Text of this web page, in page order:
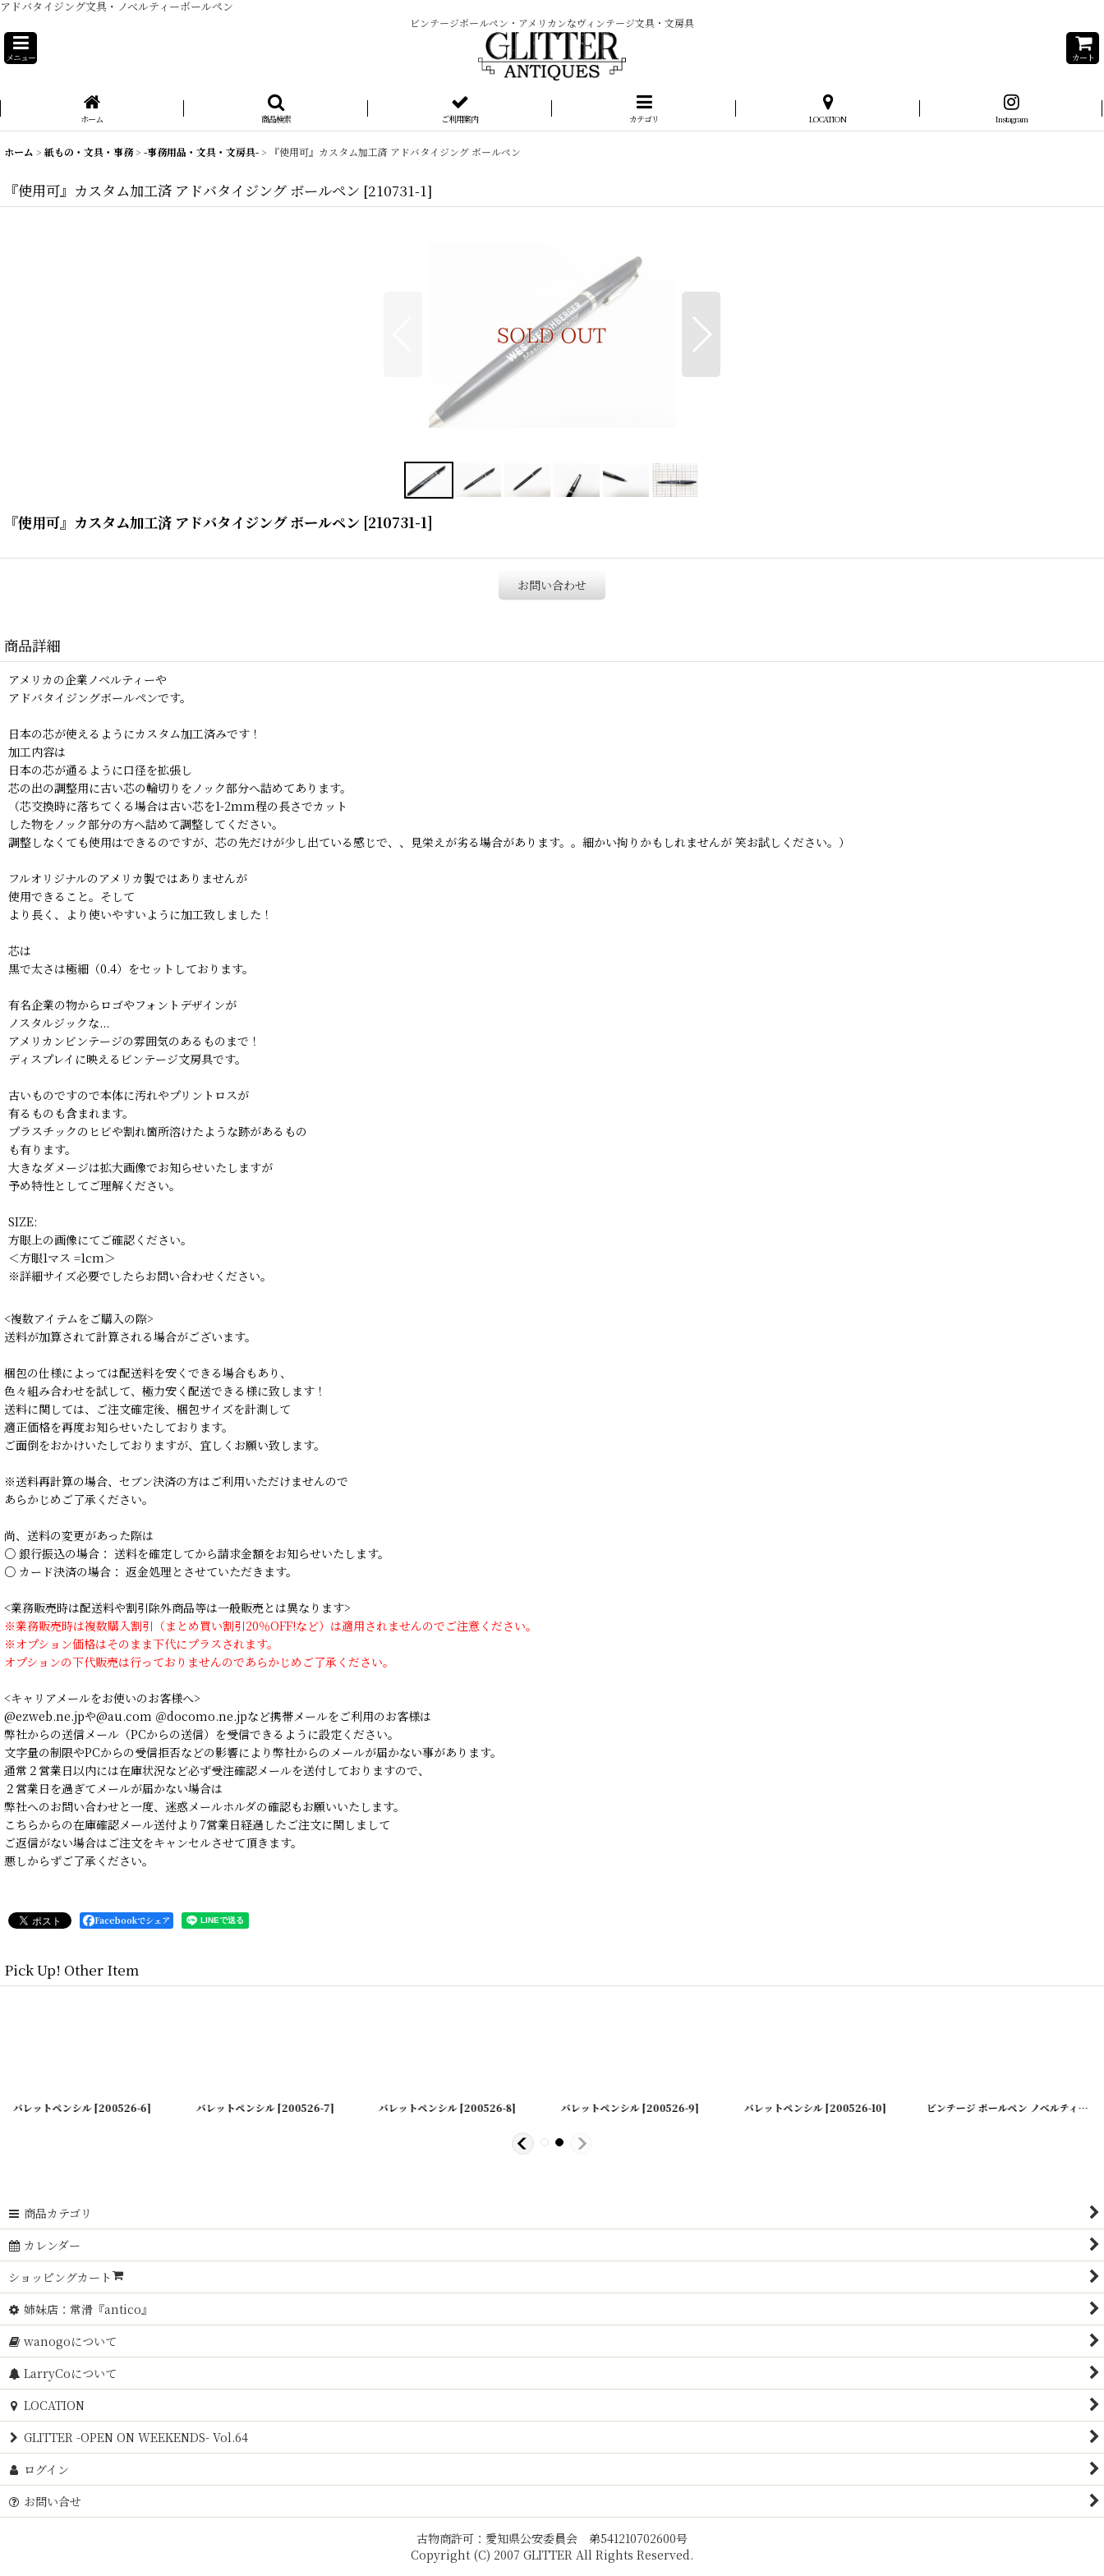
アドバタイジング文具・ノベルティーボールペン
ビンテージボールペン・アメリカンなヴィンテージ文具・文房具
メニュー カート
ホーム 商品検索 ご利用案内 カテゴリ LOCATION Instagram
ホーム > 紙もの・文具・事務> -事務用品・文具・文房具-> 『使用可』カスタム加工済 アドバタイジング ボールペン
『使用可』カスタム加工済 アドバタイジング ボールペン [210731-1]
『使用可』カスタム加工済 アドバタイジング ボールペン [210731-1]
お問い合わせ
商品詳細
アメリカの企業ノベルティーや
アドバタイジングボールペンです。
日本の芯が使えるようにカスタム加工済みです！
加工内容は
日本の芯が通るように口径を拡張し
芯の出の調整用に古い芯の輪切りをノック部分へ詰めてあります。
（芯交換時に落ちてくる場合は古い芯を1-2mm程の長さでカット
した物をノック部分の方へ詰めて調整してください。
調整しなくても使用はできるのですが、芯の先だけが少し出ている感じで、、見栄えが劣る場合があります。。細かい拘りかもしれませんが 笑お試しください。）
フルオリジナルのアメリカ製ではありませんが
使用できること。そして
より長く、より使いやすいように加工致しました！
芯は
黒で太さは極細（0.4）をセットしております。
有名企業の物からロゴやフォントデザインが
ノスタルジックな...
アメリカンビンテージの雰囲気のあるものまで！
ディスプレイに映えるビンテージ文房具です。
古いものですので本体に汚れやプリントロスが
有るものも含まれます。
プラスチックのヒビや割れ箇所溶けたような跡があるもの
も有ります。
大きなダメージは拡大画像でお知らせいたしますが
予め特性としてご理解ください。
SIZE:
方眼上の画像にてご確認ください。
＜方眼1マス =1cm＞
※詳細サイズ必要でしたらお問い合わせください。
<複数アイテムをご購入の際>
送料が加算されて計算される場合がございます。
梱包の仕様によっては配送料を安くできる場合もあり、
色々組み合わせを試して、極力安く配送できる様に致します！
送料に関しては、ご注文確定後、梱包サイズを計測して
適正価格を再度お知らせいたしております。
ご面倒をおかけいたしておりますが、宜しくお願い致します。
※送料再計算の場合、セブン決済の方はご利用いただけませんので
あらかじめご了承ください。
尚、送料の変更があった際は
○ 銀行振込の場合： 送料を確定してから請求金額をお知らせいたします。
○ カード決済の場合： 返金処理とさせていただきます。
<業務販売時は配送料や割引除外商品等は一般販売とは異なります>
※業務販売時は複数購入割引（まとめ買い割引20％OFF!など）は適用されませんのでご注意ください。
※オプション価格はそのまま下代にプラスされます。
オプションの下代販売は行っておりませんのであらかじめご了承ください。
<キャリアメールをお使いのお客様へ>
@ezweb.ne.jpや@au.com ＠docomo.ne.jpなど携帯メールをご利用のお客様は
弊社からの送信メール（PCからの送信）を受信できるように設定ください。
文字量の制限やPCからの受信拒否などの影響により弊社からのメールが届かない事があります。
通常２営業日以内には在庫状況など必ず受注確認メールを送付しておりますので、
２営業日を過ぎてメールが届かない場合は
弊社へのお問い合わせと一度、迷惑メールホルダの確認もお願いいたします。
こちらからの在庫確認メール送付より7営業日経過したご注文に関しまして
ご返信がない場合はご注文をキャンセルさせて頂きます。
悪しからずご了承ください。
Facebookでシェア
Pick Up! Other Item
バレットペンシル[200526-6] バレットペンシル [200526-7] バレットペンシル[200526-8] バレットペンシル[200526-9] バレットペンシル [200526-10] ビンテージ ボールペン ノベルティー/アドバタイジング
商品カテゴリ
カレンダー
ショッピングカート
姉妹店：常滑『antico』
wanogoについて
LarryCoについて
LOCATION
GLITTER -OPEN ON WEEKENDS- Vol.64
ログイン
お問い合せ
古物商許可：愛知県公安委員会 弟541210702600号
Copyright (C) 2007 GLITTER All Rights Reserved.